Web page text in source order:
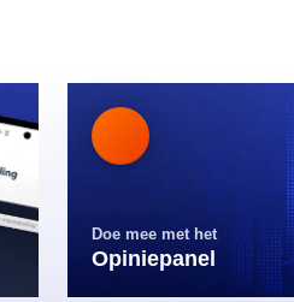
Doe mee met het
Opiniepanel